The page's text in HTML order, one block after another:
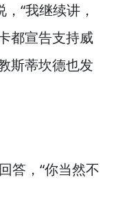
“我继续讲，
都宣告支持威
斯蒂坎德也发
答， “你当然不